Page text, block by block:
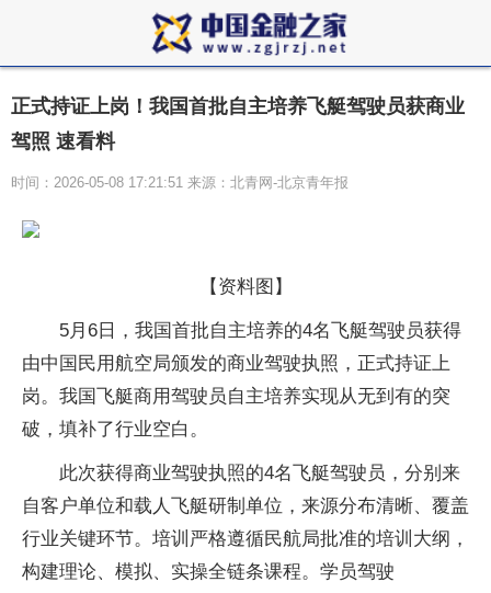
正式持证上岗！我国首批自主培养飞艇驾驶员获商业
驾照 速看料
时间：2026-05-08 17:21:51 来源：北青网-北京青年报
【资料图】
5月6日，我国首批自主培养的4名飞艇驾驶员获得
由中国民用航空局颁发的商业驾驶执照，正式持证上
岗。我国飞艇商用驾驶员自主培养实现从无到有的突
破，填补了行业空白。
此次获得商业驾驶执照的4名飞艇驾驶员，分别来
自客户单位和载人飞艇研制单位，来源分布清晰、覆盖
行业关键环节。培训严格遵循民航局批准的培训大纲，
构建理论、模拟、实操全链条课程。学员驾驶